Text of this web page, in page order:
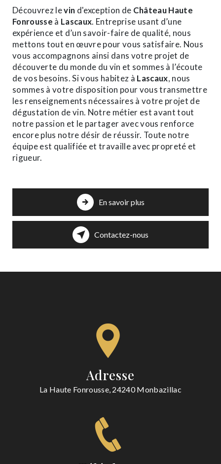
Découvrez levin d'exception de Château Haute
Fonrousse à Lascaux. Entreprise usant d’une
expérience et d’un savoir-faire de qualité, nous
mettons tout en œuvre pour vous satisfaire. Nous
vous accompagnons ainsi dans votre projet de
découverte du monde du vin et sommes à l’écoute
de vos besoins. Si vous habitez à Lascaux, nous
sommes à votre disposition pour vous transmettre
les renseignements nécessaires à votre projet de
dégustation de vin. Notre métier est avant tout
notre passion et le partager avec vous renforce
encore plus notre désir de réussir. Toute notre
équipe est qualifiée et travaille avec propreté et
rigueur.
En savoir plus
Contactez-nous
Adresse
La Haute Fonrousse, 24240 Monbazillac